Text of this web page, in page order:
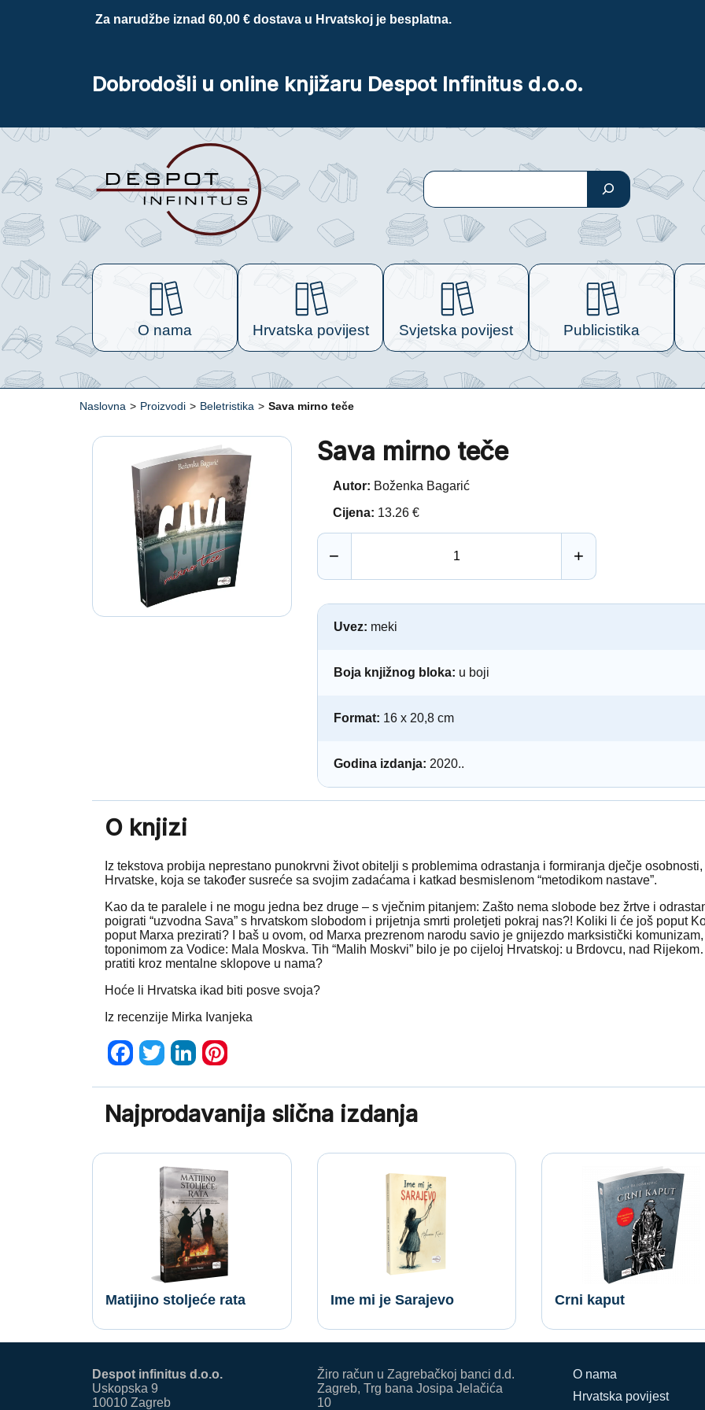
Za narudžbe iznad 60,00 € dostava u Hrvatskoj je besplatna.
Dobrodošli u online knjižaru Despot Infinitus d.o.o.
Pretraga
O nama Hrvatska povijest Svjetska povijest Publicistika
Naslovna > Proizvodi > Beletristika > Sava mirno teče
Sava mirno teče
Autor: Boženka Bagarić
Cijena: 13.26 €
− +
Uvez: meki
Boja knjižnog bloka: u boji
Format: 16 x 20,8 cm
Godina izdanja: 2020..
O knjizi
Iz tekstova probija neprestano punokrvni život obitelji s problemima odrastanja i formiranja dječje
Hrvatske, koja se također susreće sa svojim zadaćama i katkad besmislenom “metodikom nastave”.
Kao da te paralele i ne mogu jedna bez druge – s vječnim pitanjem: Zašto nema slobode bez žrtve i
poigrati “uzvodna Sava” s hrvatskom slobodom i prijetnja smrti proletjeti pokraj nas?! Koliki li će još poput
poput Marxa prezirati? I baš u ovom, od Marxa prezrenom narodu savio je gnijezdo marksistički
toponimom za Vodice: Mala Moskva. Tih “Malih Moskvi” bilo je po cijeloj Hrvatskoj: u Brdovcu, nad
pratiti kroz mentalne sklopove u nama?
Hoće li Hrvatska ikad biti posve svoja?
Iz recenzije Mirka Ivanjeka
Najprodavanija slična izdanja
Matijino stoljeće rata Ime mi je Sarajevo Crni kaput
Despot infinitus d.o.o.
Uskopska 9
10010 Zagreb
Žiro račun u Zagrebačkoj banci d.d.
Zagreb, Trg bana Josipa Jelačića
10
O nama
Hrvatska povijest